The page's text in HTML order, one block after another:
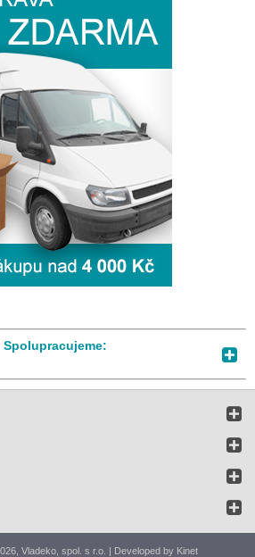
Spolupracujeme:
Vladeko, spol. s r.o. | Developed by Kinet